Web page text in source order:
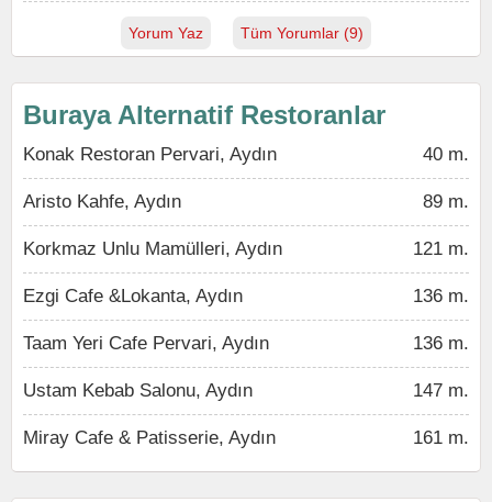
Yorum Yaz Tüm Yorumlar (9)
Buraya Alternatif Restoranlar
Konak Restoran Pervari, Aydın 40 m.
Aristo Kahfe, Aydın 89 m.
Korkmaz Unlu Mamülleri, Aydın 121 m.
Ezgi Cafe &Lokanta, Aydın 136 m.
Taam Yeri Cafe Pervari, Aydın 136 m.
Ustam Kebab Salonu, Aydın 147 m.
Miray Cafe & Patisserie, Aydın 161 m.